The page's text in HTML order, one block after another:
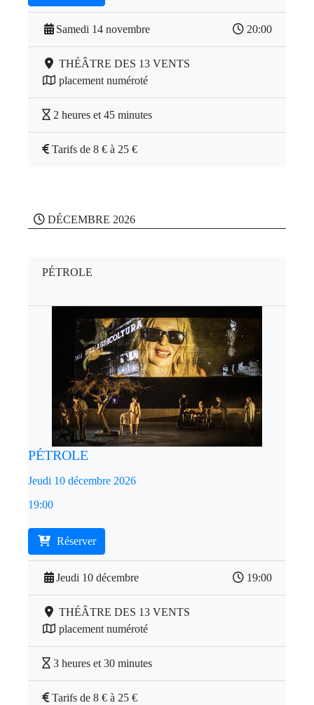
Samedi 14 novembre 20:00
THÉÂTRE DES 13 VENTS
placement numéroté
2 heures et 45 minutes
Tarifs de 8 € à 25 €
DÉCEMBRE 2026
PÉTROLE
PÉTROLE
Jeudi 10 décembre 2026
19:00
Réserver
Jeudi 10 décembre 19:00
THÉÂTRE DES 13 VENTS
placement numéroté
3 heures et 30 minutes
Tarifs de 8 € à 25 €